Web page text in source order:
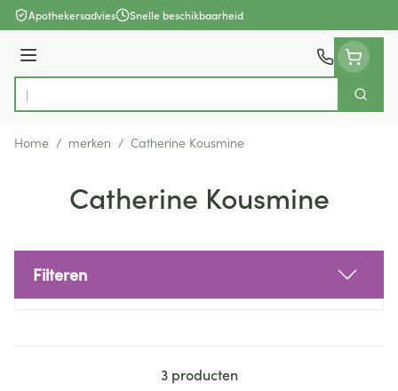
Ga naar de inhoud
Apothekersadvies Snelle beschikbaarheid
Menu
Product, merk, categorie...
Zoek
Home / merken / Catherine Kousmine
Catherine Kousmine
Filteren
3producten